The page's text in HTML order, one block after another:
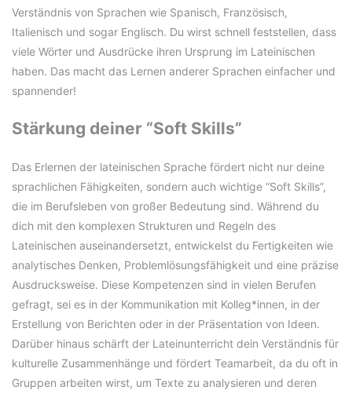
Verständnis von Sprachen wie Spanisch, Französisch,
Italienisch und sogar Englisch. Du wirst schnell feststellen, dass
viele Wörter und Ausdrücke ihren Ursprung im Lateinischen
haben. Das macht das Lernen anderer Sprachen einfacher und
spannender!
Stärkung deiner “Soft Skills”
Das Erlernen der lateinischen Sprache fördert nicht nur deine
sprachlichen Fähigkeiten, sondern auch wichtige “Soft Skills”,
die im Berufsleben von großer Bedeutung sind. Während du
dich mit den komplexen Strukturen und Regeln des
Lateinischen auseinandersetzt, entwickelst du Fertigkeiten wie
analytisches Denken, Problemlösungsfähigkeit und eine präzise
Ausdrucksweise. Diese Kompetenzen sind in vielen Berufen
gefragt, sei es in der Kommunikation mit Kolleg*innen, in der
Erstellung von Berichten oder in der Präsentation von Ideen.
Darüber hinaus schärft der Lateinunterricht dein Verständnis für
kulturelle Zusammenhänge und fördert Teamarbeit, da du oft in
Gruppen arbeiten wirst, um Texte zu analysieren und deren